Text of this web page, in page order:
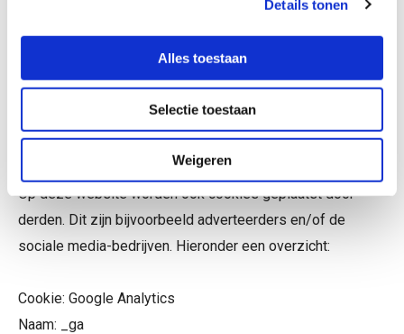
Details tonen
Alles toestaan
Selectie toestaan
Weigeren
verwijderen. Zie voor een toelichting:
https://veiliginternetten.nl/themes/situatie/cookies-
wat-zijn-het-en-wat-doe-ik-ermee/
Op deze website worden ook cookies geplaatst door
derden. Dit zijn bijvoorbeeld adverteerders en/of de
sociale media-bedrijven. Hieronder een overzicht:
Cookie: Google Analytics
Naam: _ga